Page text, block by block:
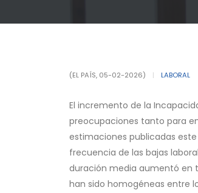
(EL PAÍS, 05-02-2026) | LABORAL
El incremento de la
preocupaciones tanto para
estimaciones publicadas
frecuencia de las bajas
duración media aumentó en
han sido homogéneas entre